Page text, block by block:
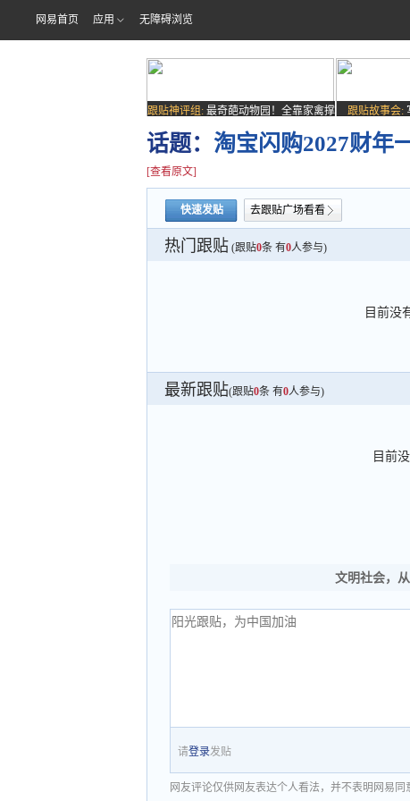
网易首页 应用 无障碍浏览
跟贴神评组: 最奇葩动物园！全靠家禽撑
场子
跟贴故事会:
话题： 淘宝闪购2027财年
[查看原文]
快速发贴 去跟贴广场看看
热门跟贴 (跟贴0条 有0人参与)
目前没
最新跟贴(跟贴0条 有0人参与)
目前
文明社会，
请登录发贴
网友评论仅供网友表达个人看法，并不表明网易